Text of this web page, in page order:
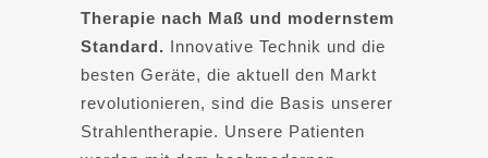
Therapie nach Maß und modernstem
Standard. Innovative Technik und die
besten Geräte, die aktuell den Markt
revolutionieren, sind die Basis unserer
Strahlentherapie. Unsere Patienten